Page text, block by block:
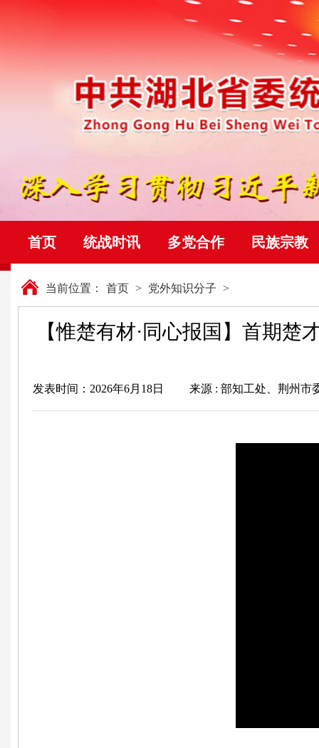
首页 统战时讯 多党合作 民族宗教
当前位置： 首页 > 党外知识分子 >
【惟楚有材·同心报国】首期
发表时间：2026年6月18日 来源 : 部知工处、荆州市